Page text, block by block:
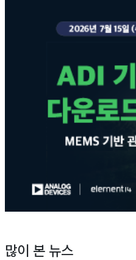
많이 본 뉴스